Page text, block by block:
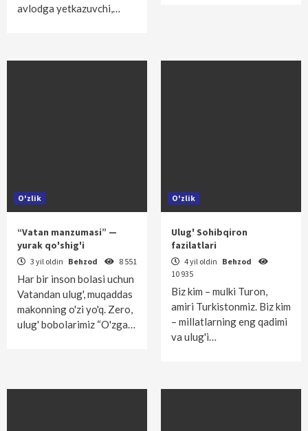
avlodga yetkazuvchi,…
O'zlik
“Vatan manzumasi” —
yurak qo'shig'i
3 yil oldin Behzod 8 551
Har bir inson bolasi uchun
Vatandan ulug', muqaddas
makonning o'zi yo'q. Zero,
ulug' bobolarimiz “O'zga…
O'zlik
Ulug' Sohibqiron
fazilatlari
4 yil oldin Behzod
10 935
Biz kim – mulki Turon,
amiri Turkistonmiz. Biz kim
– millatlarning eng qadimi
va ulug'i…